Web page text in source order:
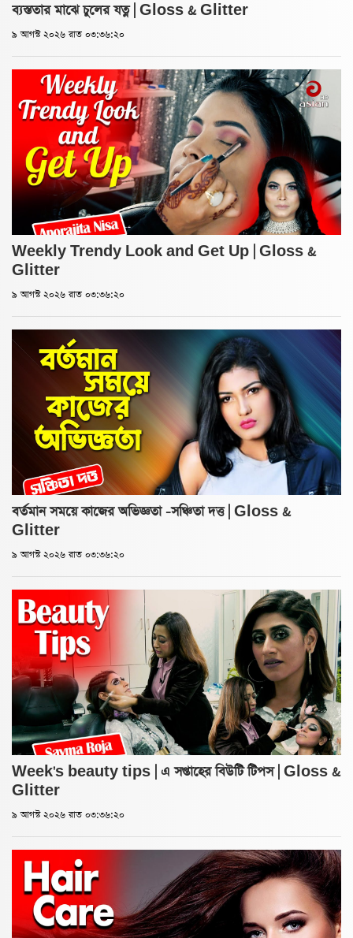
ব্যস্ততার মাঝে চুলের যত্ন | Gloss & Glitter
৯ আগস্ট ২০২৬ রাত ০৩:৩৬:২০
Weekly Trendy Look and Get Up | Gloss &
Glitter
৯ আগস্ট ২০২৬ রাত ০৩:৩৬:২০
বর্তমান সময়ে কাজের অভিজ্ঞতা -সঞ্চিতা দত্ত | Gloss &
Glitter
৯ আগস্ট ২০২৬ রাত ০৩:৩৬:২০
Week's beauty tips | এ সপ্তাহের বিউটি টিপস | Gloss &
Glitter
৯ আগস্ট ২০২৬ রাত ০৩:৩৬:২০